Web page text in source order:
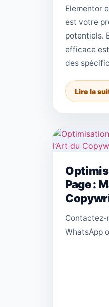
Elementor
est votre
potentiels.
efficace
des
Lire la
Page :
Contactez-
WhatsApp